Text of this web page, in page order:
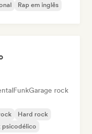
Rap em inglês
FunkGarage rock
Hard rock
psicodélico